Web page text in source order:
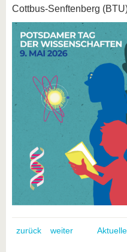
Cottbus-Senftenberg
zurück weiter